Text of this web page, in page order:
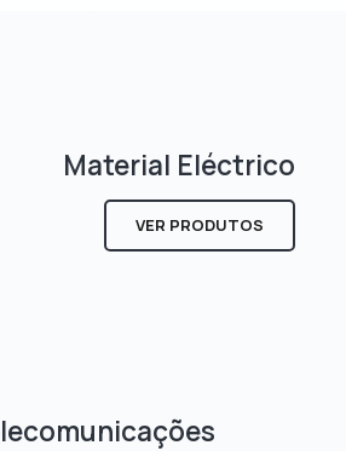
Material Eléctrico
VER PRODUTOS